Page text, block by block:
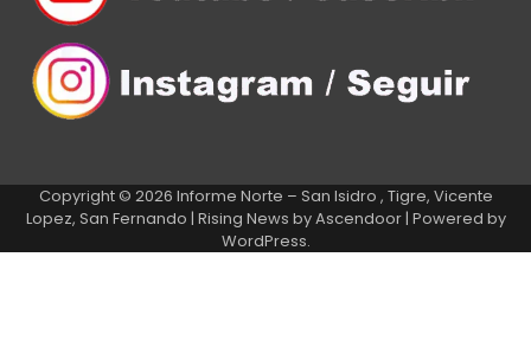
Copyright © 2026 Informe Norte – San Isidro , Tigre, Vicente
Lopez, San Fernando | Rising News byAscendoor| Powered by
WordPress.